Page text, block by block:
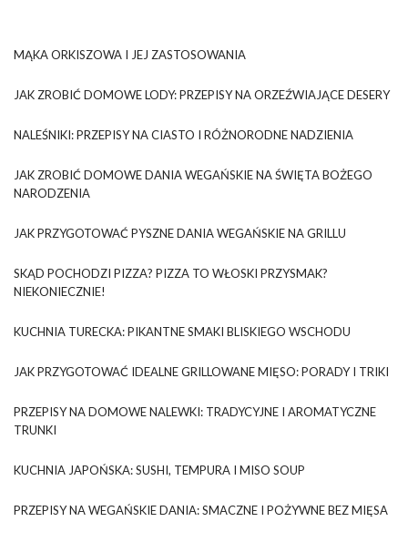
MĄKA ORKISZOWA I JEJ ZASTOSOWANIA
JAK ZROBIĆ DOMOWE LODY: PRZEPISY NA ORZEŹWIAJĄCE DESERY
NALEŚNIKI: PRZEPISY NA CIASTO I RÓŻNORODNE NADZIENIA
JAK ZROBIĆ DOMOWE DANIA WEGAŃSKIE NA ŚWIĘTA BOŻEGO
NARODZENIA
JAK PRZYGOTOWAĆ PYSZNE DANIA WEGAŃSKIE NA GRILLU
SKĄD POCHODZI PIZZA? PIZZA TO WŁOSKI PRZYSMAK?
NIEKONIECZNIE!
KUCHNIA TURECKA: PIKANTNE SMAKI BLISKIEGO WSCHODU
JAK PRZYGOTOWAĆ IDEALNE GRILLOWANE MIĘSO: PORADY I TRIKI
PRZEPISY NA DOMOWE NALEWKI: TRADYCYJNE I AROMATYCZNE
TRUNKI
KUCHNIA JAPOŃSKA: SUSHI, TEMPURA I MISO SOUP
PRZEPISY NA WEGAŃSKIE DANIA: SMACZNE I POŻYWNE BEZ MIĘSA